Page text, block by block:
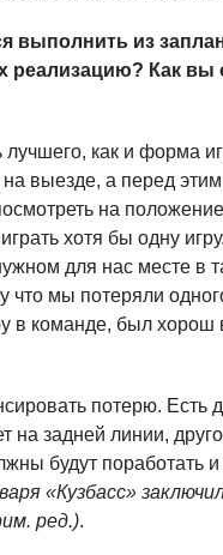
выполнить из
Как
как и форма
выезде, а перед
на
хотя бы одну
для нас месте
что мы потеряли
в команде, был хорош
потерю. Есть
на задней линии,
будут поработать
«Кузбасс»
ред.).